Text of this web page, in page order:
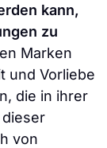
kann,
zu
Marken
und Vorliebe
die in ihrer
von